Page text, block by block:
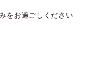
をお過ごしください